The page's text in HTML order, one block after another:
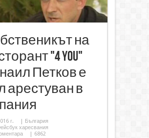
на
"4 You"
Петков е
арестуван в
г.
България
харесвания
| 6862